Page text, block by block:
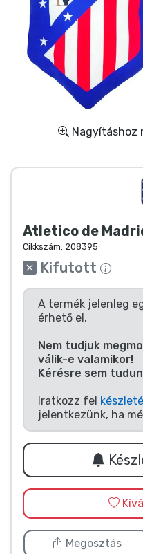
Nagyításhoz
Atletico de
Cikkszám: 208395
Kifutott
A termék jelenleg
érhető el.
Nem tudjuk
válik-e valamikor!
Kérésre sem
Iratkozz fel
jelentkezünk, ha
Megosztás
Ajándékkártya
Szállítás és fizetés
Sorozatos cuccok
Gamer cuccok
Sportos cuccok
Zenés cuccok
Terméktípusok
Márkák